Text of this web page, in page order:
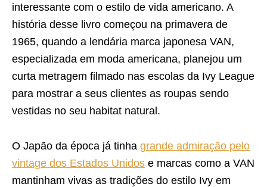
interessante com o estilo de vida americano. A
história desse livro começou na primavera de
1965, quando a lendária marca japonesa VAN,
especializada em moda americana, planejou um
curta metragem filmado nas escolas da Ivy League
para mostrar a seus clientes as roupas sendo
vestidas no seu habitat natural.
O Japão da época já tinha grande admiração pelo
vintage dos Estados Unidos e marcas como a VAN
mantinham vivas as tradições do estilo Ivy em